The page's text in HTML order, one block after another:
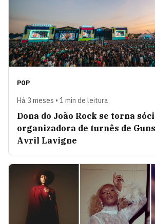
POP
Há 3 meses • 1 min de leitura
Dona do João Rock se torna
organizadora de turnês de Guns
Avril Lavigne